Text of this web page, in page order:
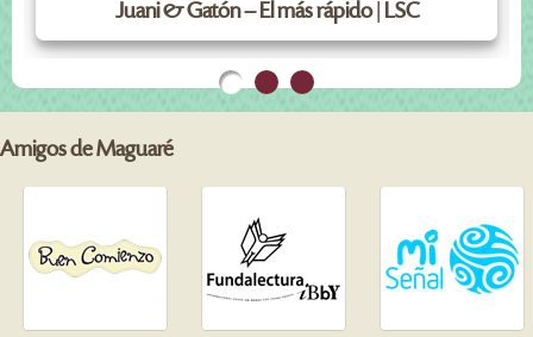
Juani & Gatón – El más rápido | LSC
Amigos de Maguaré